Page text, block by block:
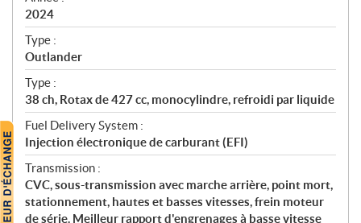
i
c
a
t
i
o
n
s
2024
Type :
Outlander
Type :
38 ch, Rotax de 427 cc, monocylindre, refroidi par liquide
Fuel Delivery System :
Injection électronique de carburant (EFI)
Transmission :
CVC, sous-transmission avec marche arrière, point mort,
stationnement, hautes et basses vitesses, frein moteur
de série. Meilleur rapport d'engrenages à basse vitesse